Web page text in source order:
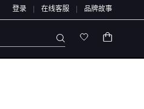
售后/退款仅通过店铺官方通道办理，
登录 在线客服 品牌故事